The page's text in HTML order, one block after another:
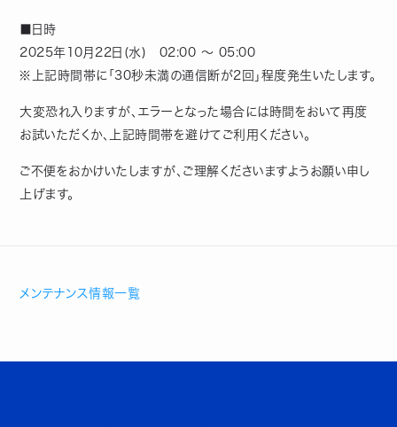
■日時
2025年10月22日(水) 02:00 ～ 05:00
※上記時間帯に「30秒未満の通信断が2回」程度発生いたします。
大変恐れ入りますが、エラーとなった場合には時間をおいて再度
お試いただくか、上記時間帯を避けてご利用ください。
ご不便をおかけいたしますが、ご理解くださいますようお願い申し
上げます。
メンテナンス情報一覧